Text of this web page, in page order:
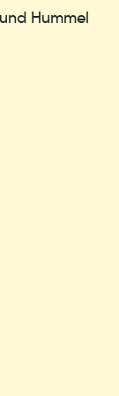
Hummel